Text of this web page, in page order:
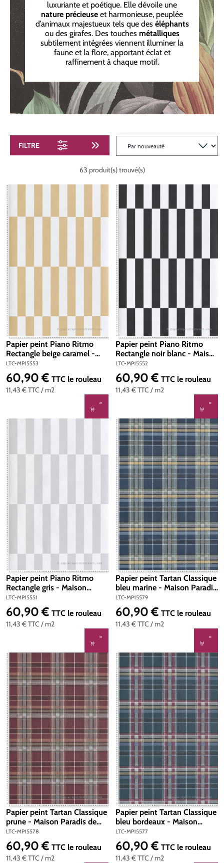
luxuriante et poétique. Elle dévoile une
nature précieuse et harmonieuse, peuplée
d’animaux majestueux tels que des éléphants
ou des girafes. Des touches métalliques
subtilement intégrées viennent illuminer la
faune et la flore, apportant éclat et
raffinement à chaque motif.
FILTRE
63 produit(s) trouvé(s)
Papier peint Piano Ritmo
Rectangle beige caramel -
Maison Paradis de Lutèce |
Réf. LTC-MP15553
LTC-MP15553
11,43 €TTC / m2
Prix régulier :
60,90 € TTC le rouleau
Papier peint Piano Ritmo
Rectangle noir blanc - Maison
Paradis de Lutèce | Réf. LTC-
MP15552
LTC-MP15552
11,43 €TTC / m2
Prix régulier :
60,90 € TTC le rouleau
Papier peint Piano Ritmo
Rectangle gris - Maison
Paradis de Lutèce | Réf. LTC-
MP15551
LTC-MP15551
11,43 €TTC / m2
Prix régulier :
60,90 € TTC le rouleau
Papier peint Tartan Classique
bleu marine - Maison Paradis
de Lutèce | Réf. LTC-
MP15579
LTC-MP15579
11,43 €TTC / m2
Prix régulier :
60,90 € TTC le rouleau
Papier peint Tartan Classique
prune - Maison Paradis de
Lutèce | Réf. LTC-MP15578
LTC-MP15578
11,43 €TTC / m2
Prix régulier :
60,90 € TTC le rouleau
Papier peint Tartan Classique
bleu bordeaux - Maison
Paradis de Lutèce | Réf. LTC-
MP15577
LTC-MP15577
11,43 €TTC / m2
Prix régulier :
60,90 € TTC le rouleau